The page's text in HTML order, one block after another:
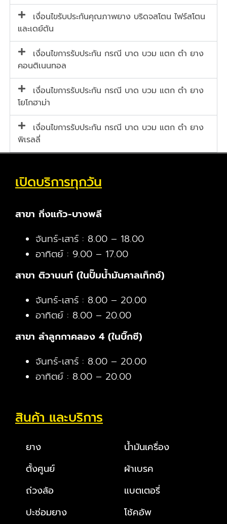
เงื่อนไขรับประกันคุณภาพยาง บริดจสโตน ไฟร์สโตน
และเดย์ตัน
เงื่อนไขการรับประกัน กรณี บาด บวม แตก ตำ ยาง
คอนติเนนทอล
เงื่อนไขการรับประกัน กรณี บาด บวม แตก ตำ ยาง
โยโกฮาม่า
เงื่อนไขการรับประกัน กรณี บาด บวม แตก ตำ ยาง
พิเรลลี่
เปิดบริการทุกวัน
สาขา กิ่งแก้ว-บางพลี
จันทร์-เสาร์ : 8.00 – 18.00
อาทิตย์ : 9.00 – 17.00
สาขา ติวานนท์ (ในปั๊มน้ำมันคาลเท็กซ์)
จันทร์-เสาร์ : 8.00 – 20.00
อาทิตย์ : 8.00 – 20.00
สาขา ลำลูกกาคลอง 4 (ในบิ๊กซี)
จันทร์-เสาร์ : 8.00 – 20.00
อาทิตย์ : 8.00 – 20.00
สินค้า และบริการ
ยาง
ตั้งศูนย์
ถ่วงล้อ
ปะซ่อมยาง
น้ำมันเครื่อง
ผ้าเบรค
แบตเตอรี่
โช้คอัพ